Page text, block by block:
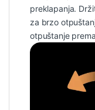
preklapanja.
za brzo
otpuštanje